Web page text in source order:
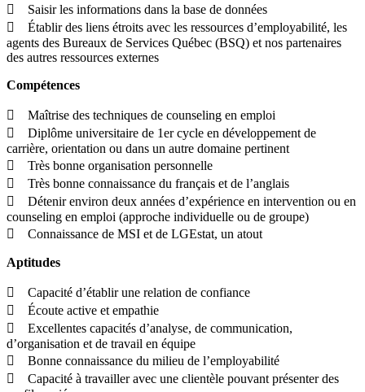
 Saisir les informations dans la base de données
 Établir des liens étroits avec les ressources d’employabilité, les
agents des Bureaux de Services Québec (BSQ) et nos partenaires
des autres ressources externes
Compétences
 Maîtrise des techniques de counseling en emploi
 Diplôme universitaire de 1er cycle en développement de
carrière, orientation ou dans un autre domaine pertinent
 Très bonne organisation personnelle
 Très bonne connaissance du français et de l’anglais
 Détenir environ deux années d’expérience en intervention ou en
counseling en emploi (approche individuelle ou de groupe)
 Connaissance de MSI et de LGEstat, un atout
Aptitudes
 Capacité d’établir une relation de confiance
 Écoute active et empathie
 Excellentes capacités d’analyse, de communication,
d’organisation et de travail en équipe
 Bonne connaissance du milieu de l’employabilité
 Capacité à travailler avec une clientèle pouvant présenter des